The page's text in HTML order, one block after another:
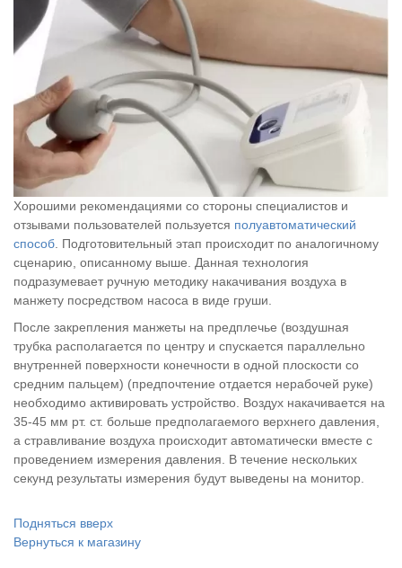
Хорошими рекомендациями со стороны специалистов и
отзывами пользователей пользуется полуавтоматический
способ . Подготовительный этап происходит по аналогичному
сценарию, описанному выше. Данная технология
подразумевает ручную методику накачивания воздуха в
манжету посредством насоса в виде груши.
После закрепления манжеты на предплечье (воздушная
трубка располагается по центру и спускается параллельно
внутренней поверхности конечности в одной плоскости со
средним пальцем) (предпочтение отдается нерабочей руке)
необходимо активировать устройство. Воздух накачивается на
35-45 мм рт. ст. больше предполагаемого верхнего давления,
а стравливание воздуха происходит автоматически вместе с
проведением измерения давления. В течение нескольких
секунд результаты измерения будут выведены на монитор.
Подняться вверх
Вернуться к магазину